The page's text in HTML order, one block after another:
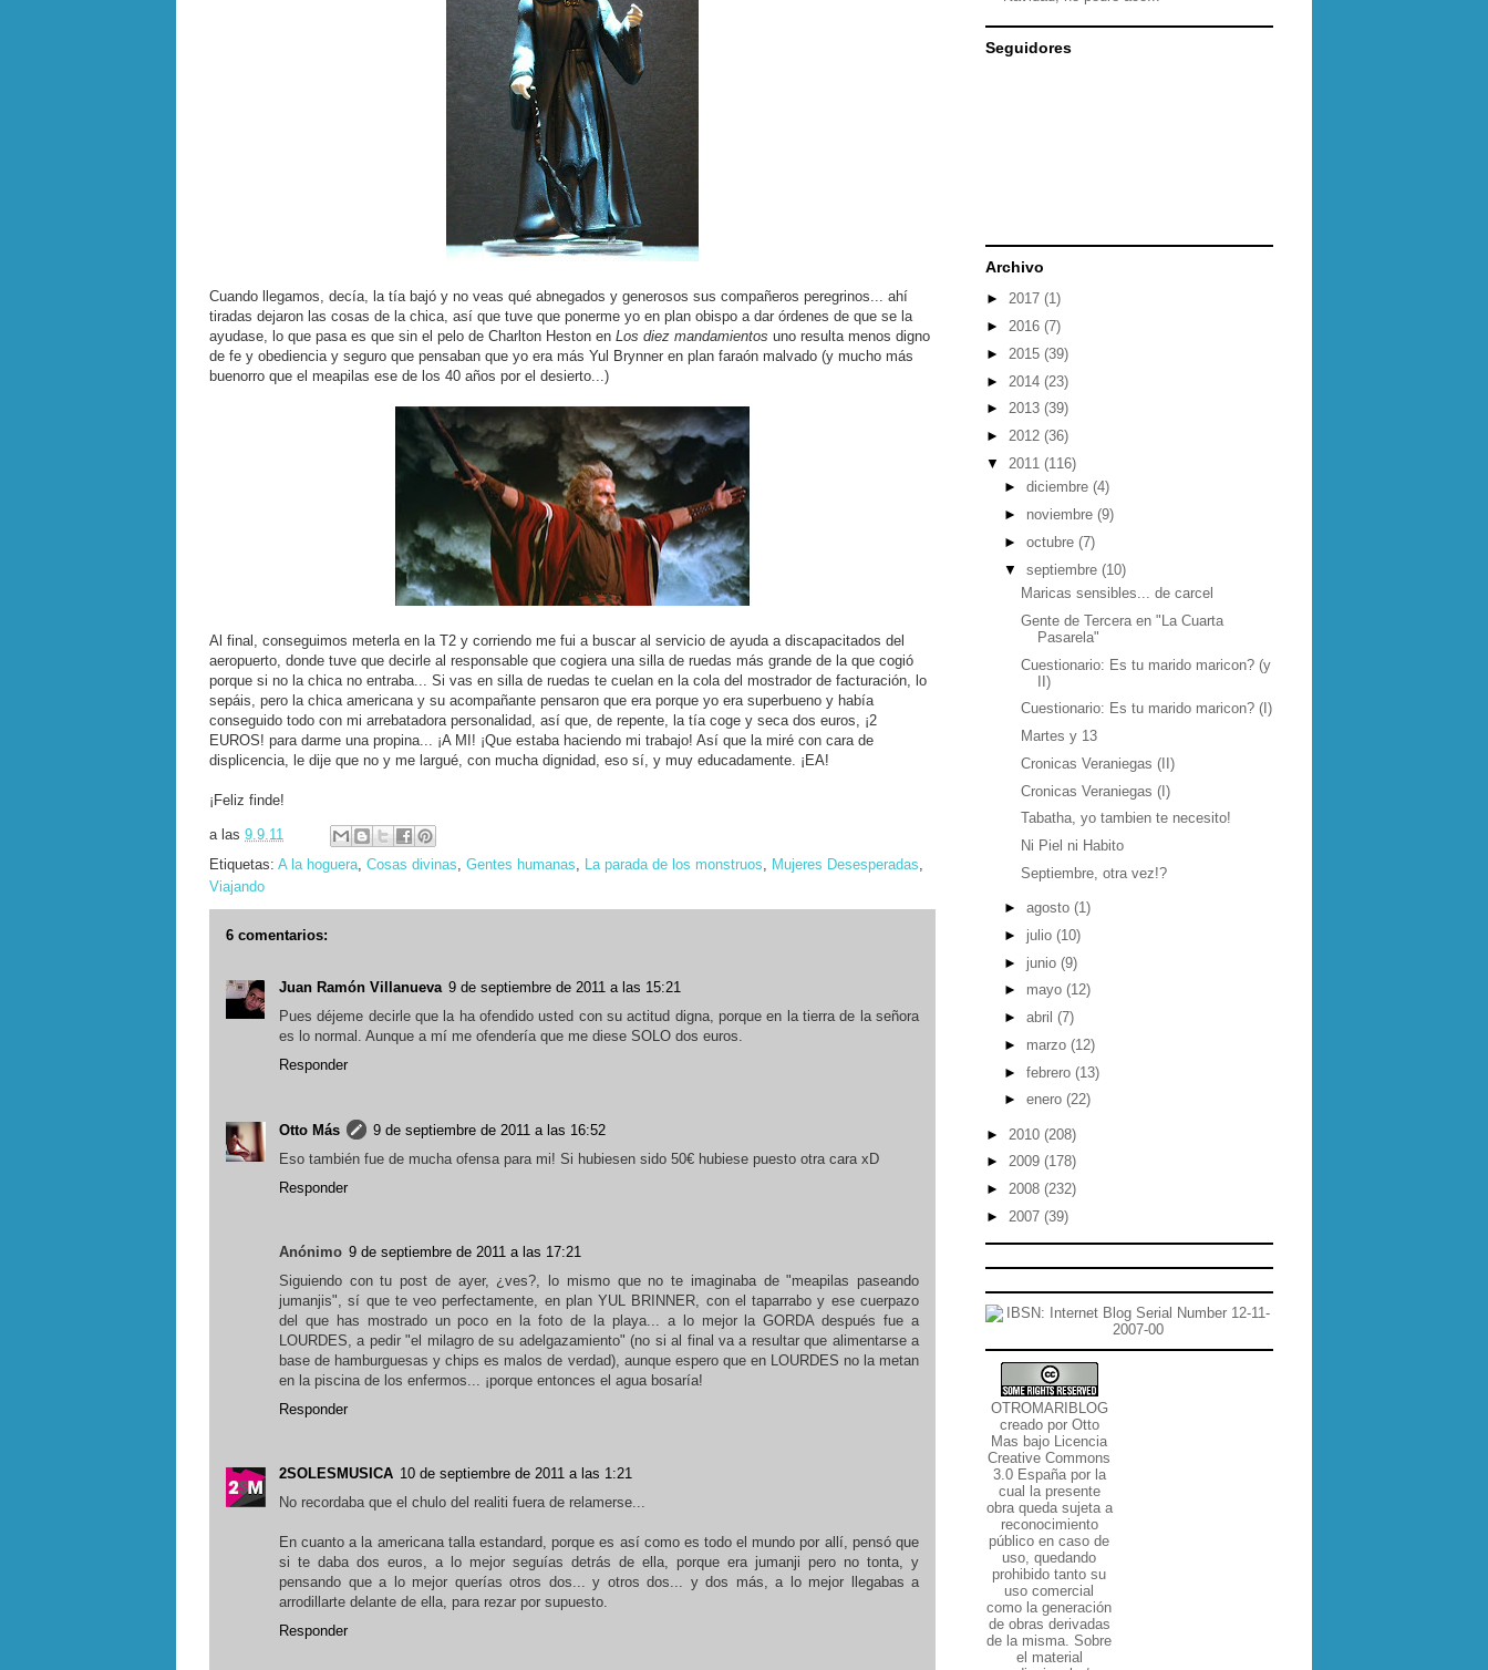
Cuando llegamos, decía, la tía bajó y no veas qué abnegados y generosos sus compañeros peregrinos... ahí
tiradas dejaron las cosas de la chica, así que tuve que ponerme yo en plan obispo a dar órdenes de que se la
ayudase, lo que pasa es que sin el pelo de Charlton Heston en Los diez mandamientos uno resulta menos digno
de fe y obediencia y seguro que pensaban que yo era más Yul Brynner en plan faraón malvado (y mucho más
buenorro que el meapilas ese de los 40 años por el desierto...)
Al final, conseguimos meterla en la T2 y corriendo me fui a buscar al servicio de ayuda a discapacitados del
aeropuerto, donde tuve que decirle al responsable que cogiera una silla de ruedas más grande de la que cogió
porque si no la chica no entraba... Si vas en silla de ruedas te cuelan en la cola del mostrador de facturación, lo
sepáis, pero la chica americana y su acompañante pensaron que era porque yo era superbueno y había
conseguido todo con mi arrebatadora personalidad, así que, de repente, la tía coge y seca dos euros, ¡2
EUROS! para darme una propina... ¡A MI! ¡Que estaba haciendo mi trabajo! Así que la miré con cara de
displicencia, le dije que no y me largué, con mucha dignidad, eso sí, y muy educadamente. ¡EA!
¡Feliz finde!
a las 9.9.11
Etiquetas: A la hoguera Cosas divinas Gentes humanas La parada de los monstruos Mujeres Desesperadas
Viajando
6 comentarios:
Juan Ramón Villanueva 9 de septiembre de 2011 a las 15:21
Pues déjeme decirle que la ha ofendido usted con su actitud digna, porque en la tierra de la señora
es lo normal. Aunque a mí me ofendería que me diese SOLO dos euros.
Responder
Otto Más
9 de septiembre de 2011 a las 16:52
Eso también fue de mucha ofensa para mi! Si hubiesen sido 50€ hubiese puesto otra cara xD
Responder
Anónimo 9 de septiembre de 2011 a las 17:21
Siguiendo con tu post de ayer, ¿ves?, lo mismo que no te imaginaba de "meapilas paseando
jumanjis", sí que te veo perfectamente, en plan YUL BRINNER, con el taparrabo y ese cuerpazo
del que has mostrado un poco en la foto de la playa... a lo mejor la GORDA después fue a
LOURDES, a pedir "el milagro de su adelgazamiento" (no si al final va a resultar que alimentarse a
base de hamburguesas y chips es malos de verdad), aunque espero que en LOURDES no la metan
en la piscina de los enfermos... ¡porque entonces el agua bosaría!
Responder
2SOLESMUSICA 10 de septiembre de 2011 a las 1:21
No recordaba que el chulo del realiti fuera de relamerse...
En cuanto a la americana talla estandard, porque es así como es todo el mundo por allí, pensó que
si te daba dos euros, a lo mejor seguías detrás de ella, porque era jumanji pero no tonta, y
pensando que a lo mejor querías otros dos... y otros dos... y dos más, a lo mejor llegabas a
arrodillarte delante de ella, para rezar por supuesto.
Responder
Seguidores
Archivo
► 2017 (1)
► 2016 (7)
► 2015 (39)
► 2014 (23)
► 2013 (39)
► 2012 (36)
▼ 2011 (116)
► diciembre (4)
► noviembre (9)
► octubre (7)
▼ septiembre (10)
Maricas sensibles... de carcel
Gente de Tercera en "La Cuarta
Pasarela"
Cuestionario: Es tu marido maricon? (y
II)
Cuestionario: Es tu marido maricon? (I)
Martes y 13
Cronicas Veraniegas (II)
Cronicas Veraniegas (I)
Tabatha, yo tambien te necesito!
Ni Piel ni Habito
Septiembre, otra vez!?
► agosto (1)
► julio (10)
► junio (9)
► mayo (12)
► abril (7)
► marzo (12)
► febrero (13)
► enero (22)
► 2010 (208)
► 2009 (178)
► 2008 (232)
► 2007 (39)
OTROMARIBLOG
creado por Otto
Mas bajo Licencia
Creative Commons
3.0 España por la
cual la presente
obra queda sujeta a
reconocimiento
público en caso de
uso, quedando
prohibido tanto su
uso comercial
como la generación
de obras derivadas
de la misma. Sobre
el material